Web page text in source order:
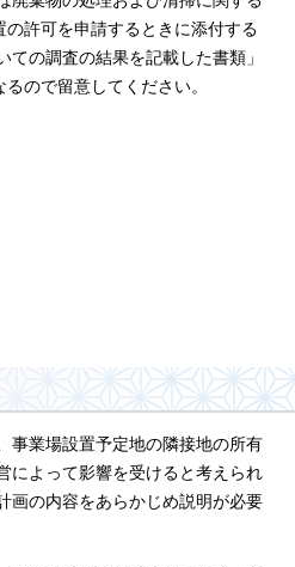
許可を申請するときに添付する
ての調査の結果を記載した書類」
ので留意してください。
事業場設置予定地の隣接地の所有
によって影響を受けると考えられ
画の内容をあらかじめ説明が必要